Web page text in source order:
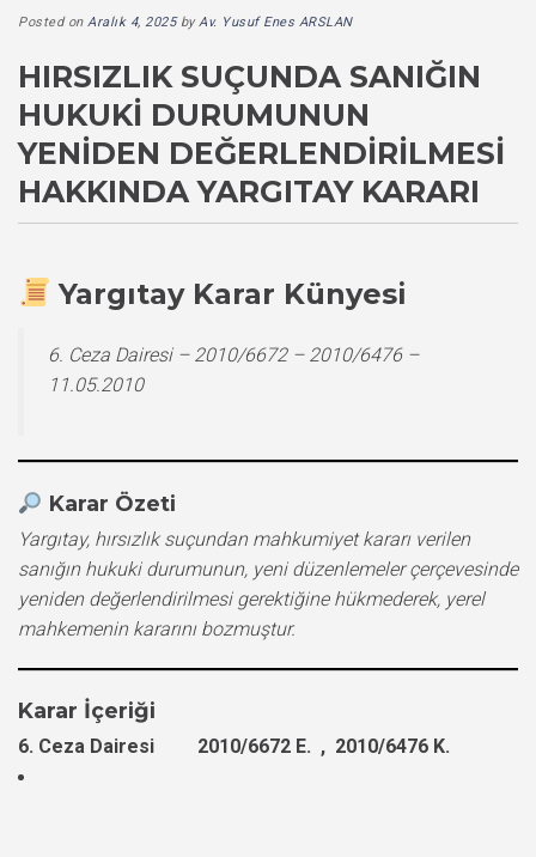
Posted on Aralık 4, 2025byAv. Yusuf Enes ARSLAN
HIRSIZLIK SUÇUNDA SANIĞIN
HUKUKI DURUMUNUN
YENIDEN DEĞERLENDIRILMESI
HAKKINDA YARGITAY KARARI
Yargıtay Karar Künyesi
6. Ceza Dairesi – 2010/6672 – 2010/6476 –
11.05.2010
Karar Özeti
Yargıtay, hırsızlık suçundan mahkumiyet kararı verilen
sanığın hukuki durumunun, yeni düzenlemeler çerçevesinde
yeniden değerlendirilmesi gerektiğine hükmederek, yerel
mahkemenin kararını bozmuştur.
Karar İçeriği
6. Ceza Dairesi 2010/6672 E. , 2010/6476 K.